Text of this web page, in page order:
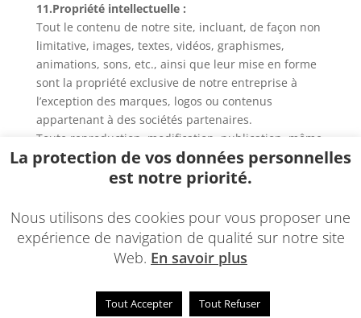
11.Propriété intellectuelle :
Tout le contenu de notre site, incluant, de façon non
limitative, images, textes, vidéos, graphismes,
animations, sons, etc., ainsi que leur mise en forme
sont la propriété exclusive de notre entreprise à
l’exception des marques, logos ou contenus
appartenant à des sociétés partenaires.
Toute reproduction, modification, publication, même
partielle est strictement interdite sans notre accord.
© 2022 – Une réalisationEDConcept24.fr
La protection de vos données personnelles
est notre priorité.
Nous utilisons des cookies pour vous proposer une
expérience de navigation de qualité sur notre site
Web. En savoir plus
Tout Accepter Tout Refuser